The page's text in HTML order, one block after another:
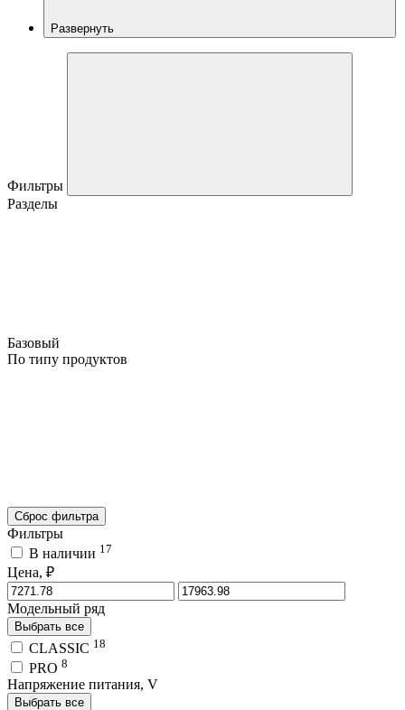
Развернуть
Фильтры
Разделы
Базовый
По типу продуктов
Сброс фильтра
Фильтры
В наличии 17
Цена, ₽
Модельный ряд
Выбрать все
CLASSIC 18
PRO 8
Напряжение питания, V
Выбрать все